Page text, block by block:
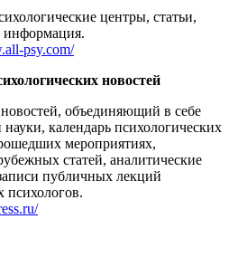
центры, статьи,
информация.
psy.com/
новостей
объединяющий в себе
календарь психологических
мероприятиях,
статей, аналитические
публичных лекций
психологов.